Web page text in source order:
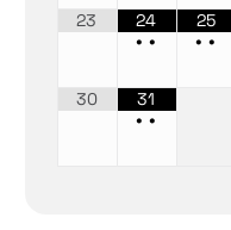
23
24
••
25
••
30
31
••